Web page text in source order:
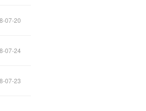
07-20
07-24
07-23